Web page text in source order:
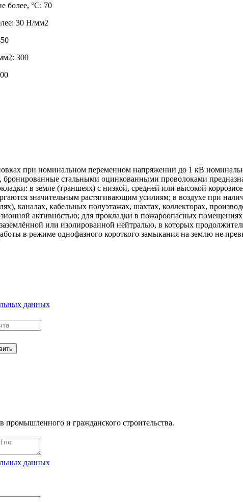
более, °С: 70
30 Н/мм2
300
при номинальном переменном напряжении до 1 кВ
стальными оцинкованными проволоками
в земле (траншеях) с низкой, средней или высокой
значительным растягивающим усилиям; в воздухе при
каналах, кабельных полуэтажах, шахтах, коллекторах,
активностью; для прокладки в пожароопасных
или изолированной нейтралью, в которых
в режиме однофазного короткого замыкания на землю не
данных
и гражданского строительства.
данных